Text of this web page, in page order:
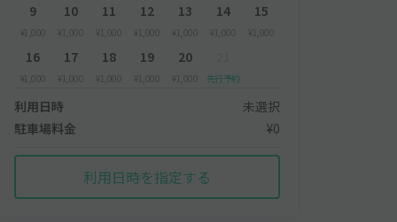
9
¥1,000
10
¥1,000
11
¥1,000
12
¥1,000
13
¥1,000
14
¥1,000
15
¥1,000
16
¥1,000
17
¥1,000
18
¥1,000
19
¥1,000
20
¥1,000 先行予約
利用日時
未選択
駐車場料金
¥0
利用日時を指定する